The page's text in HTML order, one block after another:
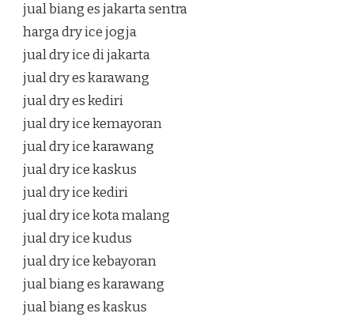
jual biang es jakarta sentra
harga dry ice jogja
jual dry ice di jakarta
jual dry es karawang
jual dry es kediri
jual dry ice kemayoran
jual dry ice karawang
jual dry ice kaskus
jual dry ice kediri
jual dry ice kota malang
jual dry ice kudus
jual dry ice kebayoran
jual biang es karawang
jual biang es kaskus